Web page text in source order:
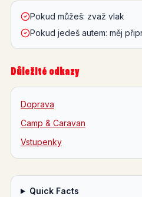
Pokud můžeš: zvaž vlak
Pokud jedeš autem: měj
Důležité odkazy
Doprava
Camp & Caravan
Vstupenky
Quick Facts